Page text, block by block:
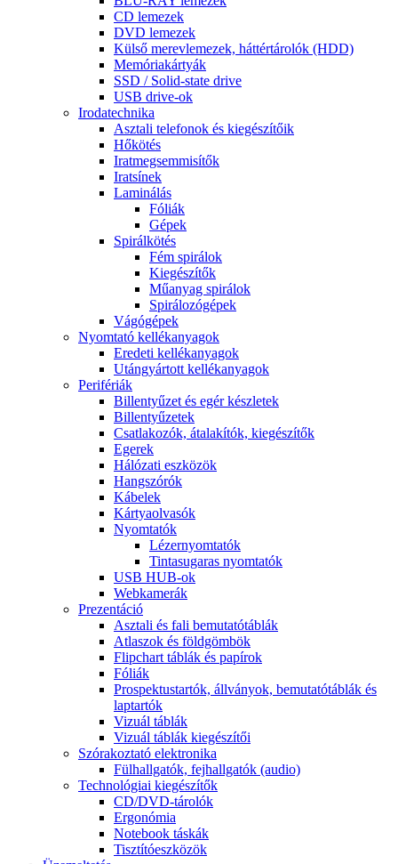
CD lemezek
DVD lemezek
Külső merevlemezek, háttértárolók (HDD)
Memóriakártyák
SSD / Solid-state drive
USB drive-ok
Irodatechnika
Asztali telefonok és kiegészítőik
Hőkötés
Iratmegsemmisítők
Iratsínek
Laminálás
Fóliák
Gépek
Spirálkötés
Fém spirálok
Kiegészítők
Műanyag spirálok
Spirálozógépek
Vágógépek
Nyomtató kellékanyagok
Eredeti kellékanyagok
Utángyártott kellékanyagok
Perifériák
Billentyűzet és egér készletek
Billentyűzetek
Csatlakozók, átalakítók, kiegészítők
Egerek
Hálózati eszközök
Hangszórók
Kábelek
Kártyaolvasók
Nyomtatók
Lézernyomtatók
Tintasugaras nyomtatók
USB HUB-ok
Webkamerák
Prezentáció
Asztali és fali bemutatótáblák
Atlaszok és földgömbök
Flipchart táblák és papírok
Fóliák
Prospektustartók, állványok, bemutatótáblák és
laptartók
Vizuál táblák
Vizuál táblák kiegészítői
Szórakoztató elektronika
Fülhallgatók, fejhallgatók (audio)
Technológiai kiegészítők
CD/DVD-tárolók
Ergonómia
Notebook táskák
Tisztítóeszközök